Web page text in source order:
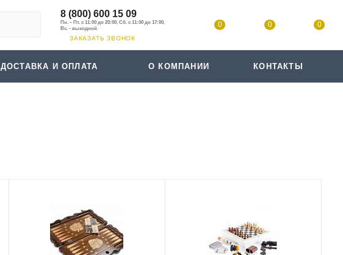
8 (800) 600 15 09
ЗАКАЗАТЬ ЗВОНОК
0 0 0
ДОСТАВКА И ОПЛАТА О КОМПАНИИ КОНТАКТЫ